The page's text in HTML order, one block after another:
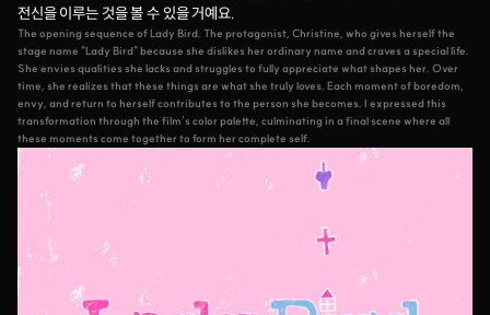
전신을 이루는 것을 볼 수 있을 거예요.
The opening sequence of Lady Bird. The protagonist, Christine, who gives herself the
stage name "Lady Bird" because she dislikes her ordinary name and craves a special life.
She envies qualities she lacks and struggles to fully appreciate what shapes her. Over
time, she realizes that these things are what she truly loves. Each moment of boredom,
envy, and return to herself contributes to the person she becomes. I expressed this
transformation through the film’s color palette, culminating in a final scene where all
these moments come together to form her complete self.